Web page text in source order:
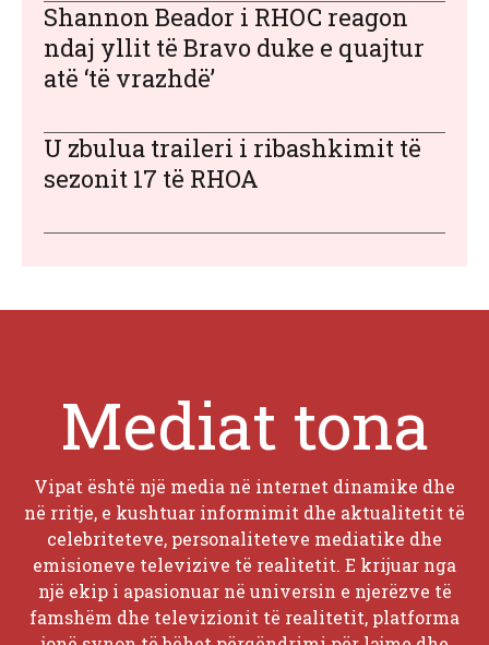
Shannon Beador i RHOC reagon
ndaj yllit të Bravo duke e quajtur
atë ‘të vrazhdë’
U zbulua traileri i ribashkimit të
sezonit 17 të RHOA
Mediat tona
Vipat është një media në internet dinamike dhe
në rritje, e kushtuar informimit dhe aktualitetit të
celebriteteve, personaliteteve mediatike dhe
emisioneve televizive të realitetit. E krijuar nga
një ekip i apasionuar në universin e njerëzve të
famshëm dhe televizionit të realitetit, platforma